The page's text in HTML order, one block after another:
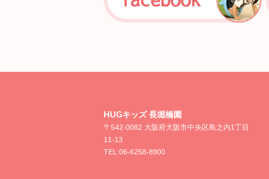
HUGキッズ 長堀橋園
〒542-0082 大阪府大阪市中央区島之内1丁目
11-13
TEL:06-6258-8900